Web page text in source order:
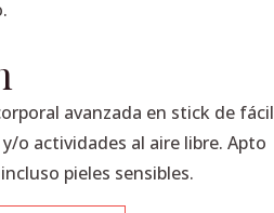
avanzada en stick de fácil
o actividades al aire libre. Apto
pieles sensibles.